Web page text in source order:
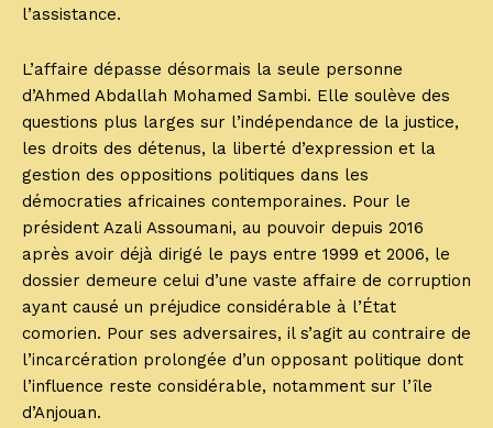
l’assistance.
L’affaire dépasse désormais la seule personne
d’Ahmed Abdallah Mohamed Sambi. Elle soulève des
questions plus larges sur l’indépendance de la justice,
les droits des détenus, la liberté d’expression et la
gestion des oppositions politiques dans les
démocraties africaines contemporaines. Pour le
président Azali Assoumani, au pouvoir depuis 2016
après avoir déjà dirigé le pays entre 1999 et 2006, le
dossier demeure celui d’une vaste affaire de corruption
ayant causé un préjudice considérable à l’État
comorien. Pour ses adversaires, il s’agit au contraire de
l’incarcération prolongée d’un opposant politique dont
l’influence reste considérable, notamment sur l’île
d’Anjouan.